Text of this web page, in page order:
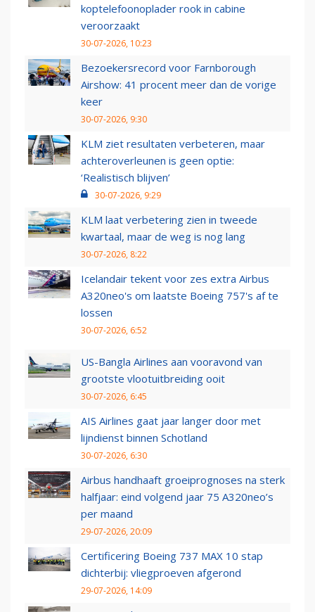
koptelefoonoplader rook in cabine
veroorzaakt
30-07-2026, 10:23
Bezoekersrecord voor Farnborough
Airshow: 41 procent meer dan de vorige
keer
30-07-2026, 9:30
KLM ziet resultaten verbeteren, maar
achteroverleunen is geen optie:
‘Realistisch blijven’
30-07-2026, 9:29
KLM laat verbetering zien in tweede
kwartaal, maar de weg is nog lang
30-07-2026, 8:22
Icelandair tekent voor zes extra Airbus
A320neo's om laatste Boeing 757's af te
lossen
30-07-2026, 6:52
US-Bangla Airlines aan vooravond van
grootste vlootuitbreiding ooit
30-07-2026, 6:45
AIS Airlines gaat jaar langer door met
lijndienst binnen Schotland
30-07-2026, 6:30
Airbus handhaaft groeiprognoses na sterk
halfjaar: eind volgend jaar 75 A320neo’s
per maand
29-07-2026, 20:09
Certificering Boeing 737 MAX 10 stap
dichterbij: vliegproeven afgerond
29-07-2026, 14:09